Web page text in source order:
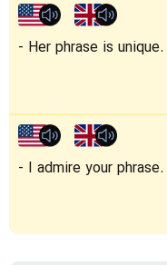
Her phrase is unique.
I admire your phrase.